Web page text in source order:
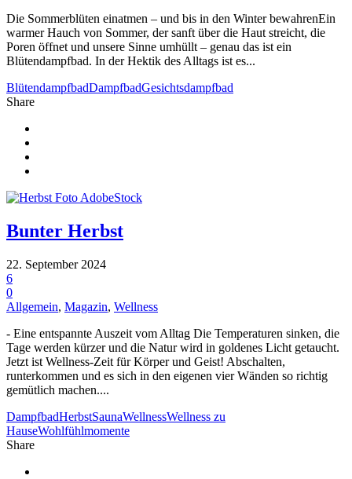
Die Sommerblüten einatmen – und bis in den Winter bewahrenEin
warmer Hauch von Sommer, der sanft über die Haut streicht, die
Poren öffnet und unsere Sinne umhüllt – genau das ist ein
Blütendampfbad. In der Hektik des Alltags ist es...
BlütendampfbadDampfbadGesichtsdampfbad
Share
Bunter Herbst
22. September 2024
6
0
Allgemein, Magazin, Wellness
- Eine entspannte Auszeit vom Alltag Die Temperaturen sinken, die
Tage werden kürzer und die Natur wird in goldenes Licht getaucht.
Jetzt ist Wellness-Zeit für Körper und Geist! Abschalten,
runterkommen und es sich in den eigenen vier Wänden so richtig
gemütlich machen....
DampfbadHerbstSaunaWellnessWellness zu
HauseWohlfühlmomente
Share